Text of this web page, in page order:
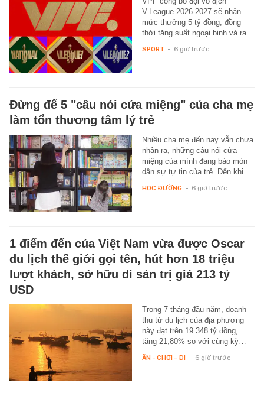
V.League 2026-2027 sẽ nhận
mức thưởng 5 tỷ đồng, đồng
thời tăng suất ngoại binh và ra…
SPORT - 6 giờ trước
Đừng để 5 "câu nói cửa miệng" của cha mẹ
làm tổn thương tâm lý trẻ
Nhiều cha mẹ đến nay vẫn chưa
nhận ra, những câu nói cửa
miệng của mình đang bào mòn
dần sự tự tin của trẻ. Đến khi…
HỌC ĐƯỜNG - 6 giờ trước
1 điểm đến của Việt Nam vừa được Oscar
du lịch thế giới gọi tên, hút hơn 18 triệu
lượt khách, sở hữu di sản trị giá 213 tỷ
USD
Trong 7 tháng đầu năm, doanh
thu từ du lịch của địa phương
này đạt trên 19.348 tỷ đồng,
tăng 21,80% so với cùng kỳ…
ĂN - CHƠI - ĐI - 6 giờ trước